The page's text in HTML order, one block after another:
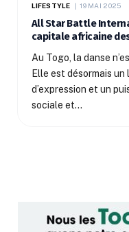
LIFESTYLE 19 MAI 2025
All Star Battle
capitale africaine
Au Togo, la danse
Elle est désormais un
d’expression et un
sociale et…